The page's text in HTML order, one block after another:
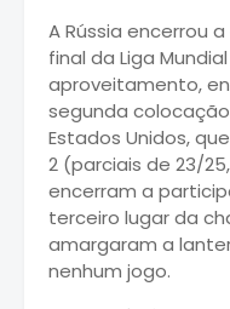
A Rússia encerrou
final da Liga
aproveitamento,
segunda
Estados Unidos,
2 (parciais de 23/25,
encerram a
terceiro lugar da
amargaram a
nenhum jogo.